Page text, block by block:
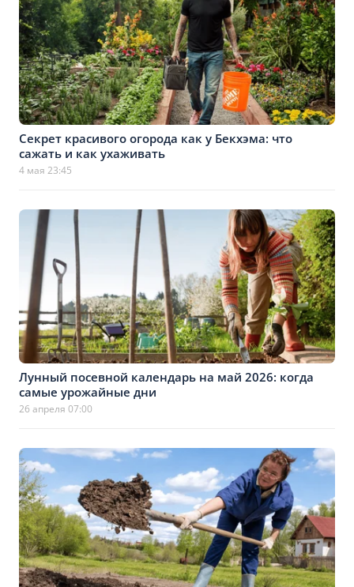
Секрет красивого огорода как у Бекхэма: что
сажать и как ухаживать
4 мая 23:45
Лунный посевной календарь на май 2026: когда
самые урожайные дни
26 апреля 07:00